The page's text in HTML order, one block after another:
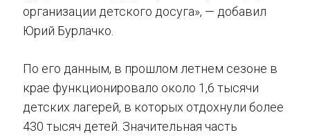
организации детского досуга», — добавил
Юрий Бурлачко.
По его данным, в прошлом летнем сезоне в
крае функционировало около 1,6 тысячи
детских лагерей, в которых отдохнули более
430 тысяч детей. Значительная часть